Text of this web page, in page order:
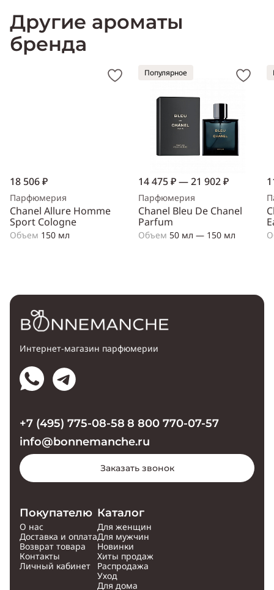
Другие ароматы
бренда
18 506 ₽
Парфюмерия
Chanel Allure Homme
Sport Cologne
Объем 150 мл
Популярное
14 475 ₽ — 21 902 ₽
Парфюмерия
Chanel Bleu De Chanel
Parfum
Объем 50 мл — 150 мл
Интернет-магазин парфюмерии
Покупателю
О нас
Доставка и оплата
Возврат товара
Контакты
Личный кабинет
Каталог
Для женщин
Для мужчин
Новинки
Хиты продаж
Распродажа
Уход
Для дома
+7 (495) 775-08-58 8 800 770-07-57
info@bonnemanche.ru
Заказать звонок